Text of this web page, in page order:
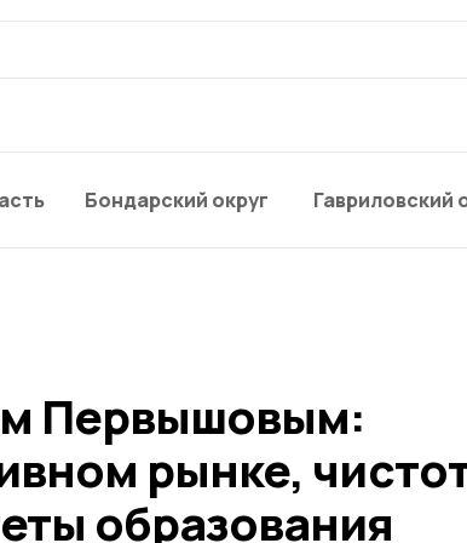
Бондарский округ Гавриловский
Первышовым:
рынке,
образования